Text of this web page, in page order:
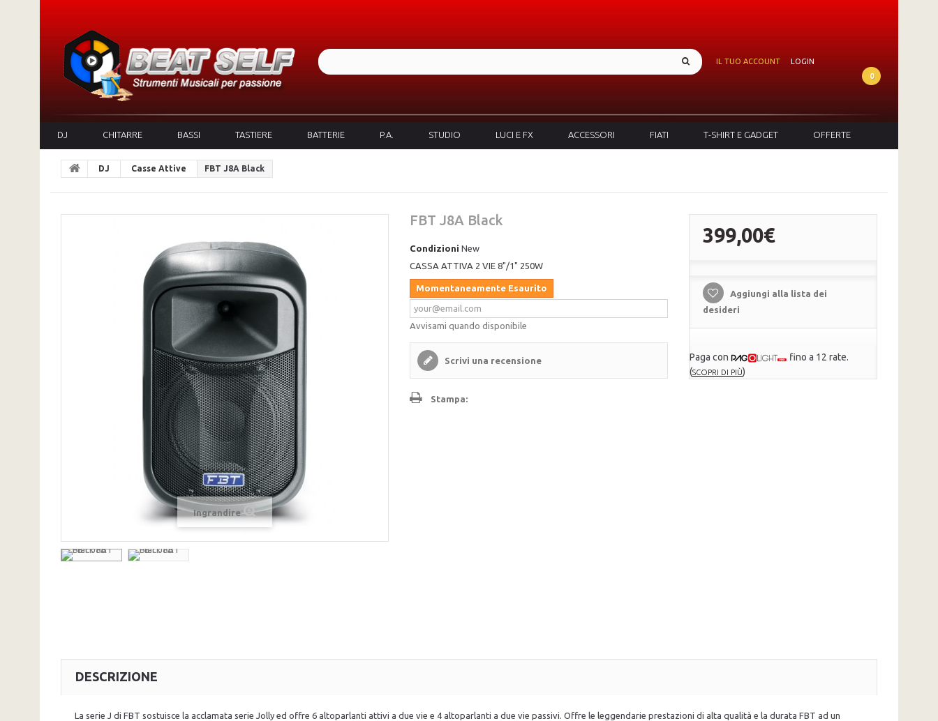
IL TUO ACCOUNT
LOGIN
0
DJ CHITARRE BASSI TASTIERE BATTERIE P.A. STUDIO LUCI E FX ACCESSORI FIATI T-SHIRT E GADGET OFFERTE
DJ Casse Attive FBT J8A Black
Ingrandire
FBT J8A Black
Condizioni New
CASSA ATTIVA 2 VIE 8"/1" 250W
Momentaneamente Esaurito
Avvisami quando disponibile
Scrivi una recensione
Stampa:
399,00€
Aggiungi alla lista dei
desideri
Paga con
fino a 12 rate.
(SCOPRI DI PIÙ)
DESCRIZIONE
La serie J di FBT sostuisce la acclamata serie Jolly ed offre 6 altoparlanti attivi a due vie e 4 altoparlanti a due vie passivi. Offre le leggendarie prestazioni di alta qualità e la durata FBT ad un